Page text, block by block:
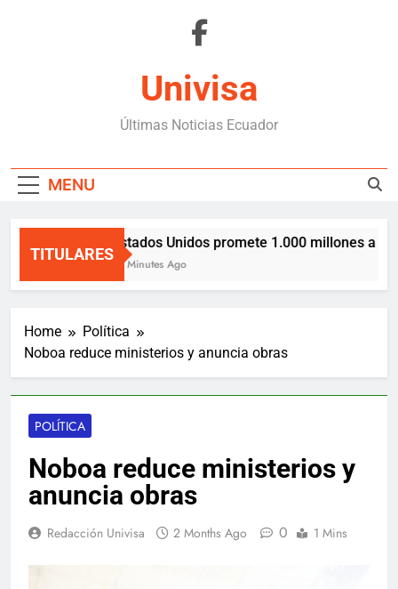
Univisa
Últimas Noticias Ecuador
MENU
TITULARES
Estados Unidos promete 1.000 millones a
17 Minutes Ago
Home
Política
Noboa reduce ministerios y anuncia obras
POLÍTICA
Noboa reduce ministerios y
anuncia obras
Redacción Univisa 2 Months Ago 0 1 Mins